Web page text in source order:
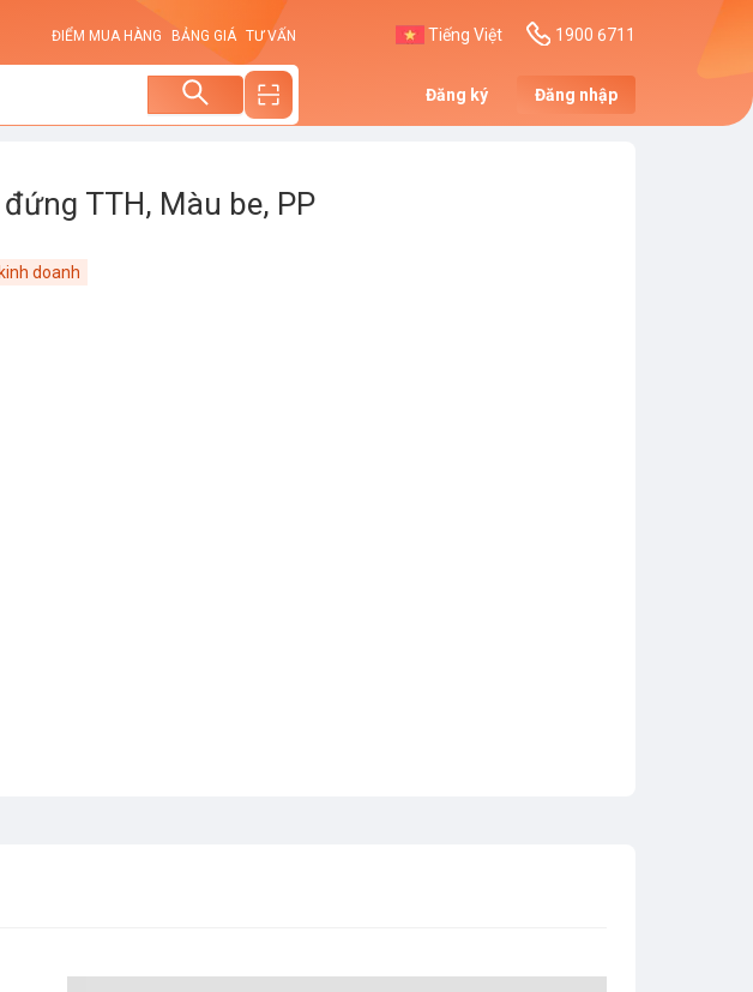
ĐIỂM MUA HÀNG BẢNG GIÁ TƯ VẤN Tiếng Việt 1900 6711
Đăng ký Đăng nhập
TTH, Màu be, PP
doanh